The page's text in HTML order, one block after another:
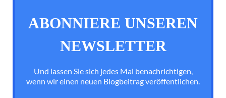
ABONNIERE UNSEREN
NEWSLETTER
Und lassen Sie sich jedes Mal benachrichtigen,
wenn wir einen neuen Blogbeitrag veröffentlichen.